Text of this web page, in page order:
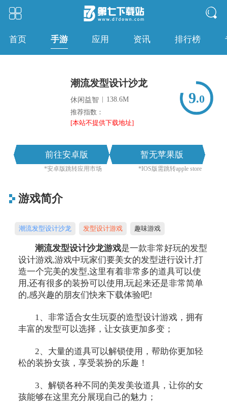
首页 手游 应用 资讯 排行榜
潮流发型设计沙龙
休闲益智 | 138.6M
推荐指数：
[本站不提供下载地址]
9.0
前往安卓版 暂无苹果版
*安卓版跳转应用市场 *IOS版需跳转apple store
游戏简介
潮流发型设计沙龙 发型设计游戏 趣味游戏
潮流发型设计沙龙游戏是一款非常好玩的发型
设计游戏,游戏中玩家们要美女的发型进行设计,打
造一个完美的发型,这里有着非常多的道具可以使
用,还有很多的装扮可以使用,玩起来还是非常简单
的,感兴趣的朋友们快来下载体验吧!
1、非常适合女生玩耍的造型设计游戏，拥有
丰富的发型可以选择，让女孩更加多变；
2、大量的道具可以解锁使用，帮助你更加轻
松的装扮女孩，享受装扮的乐趣！
3、解锁各种不同的美发美妆道具，让你的女
孩能够在这里充分展现自己的魅力；